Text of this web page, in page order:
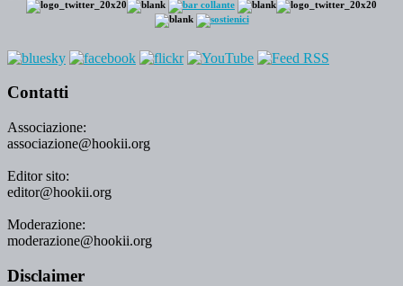
Contatti
Associazione:
associazione@hookii.org
Editor sito:
editor@hookii.org
Moderazione:
moderazione@hookii.org
Disclaimer